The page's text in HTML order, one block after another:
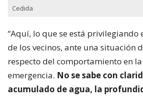
Cedida
“Aquí, lo que se está privilegiando
de los vecinos, ante una situación
respecto del comportamiento en
emergencia. No se sabe con
acumulado de agua, la